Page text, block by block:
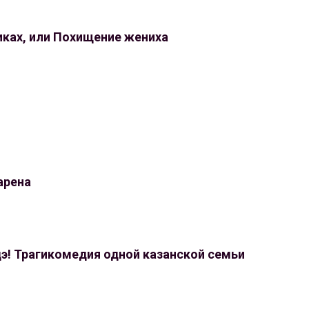
или Похищение жениха
Трагикомедия одной казанской семьи